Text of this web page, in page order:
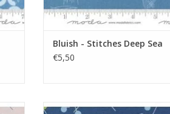
Bluish - Stitches Deep Sea
€5,50
donkerblauw met streepjes en